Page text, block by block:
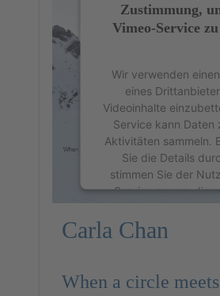
Zustimmung,
Vimeo-Service
Wir verwenden
eines
Videoinhalte
Service kann Daten
Aktivitäten sammeln.
Sie die Details
stimmen Sie der
Service zu, um
Carla Chan
When a circle